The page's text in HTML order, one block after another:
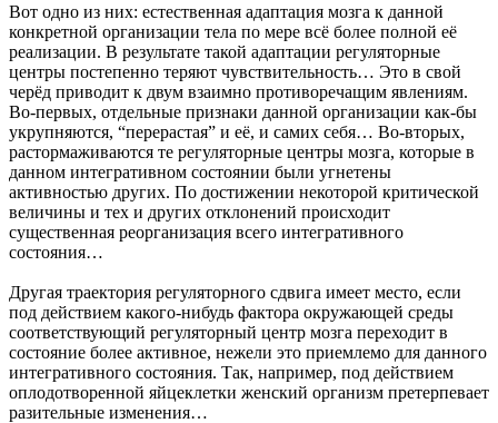
Вот одно из них: естественная адаптация мозга к данной
конкретной организации тела по мере всё более полной её
реализации. В результате такой адаптации регуляторные
центры постепенно теряют чувствительность… Это в свой
черёд приводит к двум взаимно противоречащим явлениям.
Во-первых, отдельные признаки данной организации как-бы
укрупняются, “перерастая” и её, и самих себя… Во-вторых,
растормаживаются те регуляторные центры мозга, которые в
данном интегративном состоянии были угнетены
активностью других. По достижении некоторой критической
величины и тех и других отклонений происходит
существенная реорганизация всего интегративного
состояния…
Другая траектория регуляторного сдвига имеет место, если
под действием какого-нибудь фактора окружающей среды
соответствующий регуляторный центр мозга переходит в
состояние более активное, нежели это приемлемо для данного
интегративного состояния. Так, например, под действием
оплодотворенной яйцеклетки женский организм претерпевает
разительные изменения…